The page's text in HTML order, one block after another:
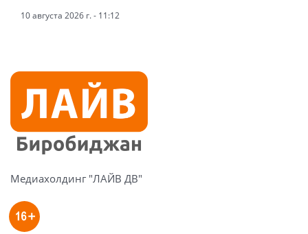
10 августа 2026 г. - 11:12
Медиахолдинг "ЛАЙВ ДВ"